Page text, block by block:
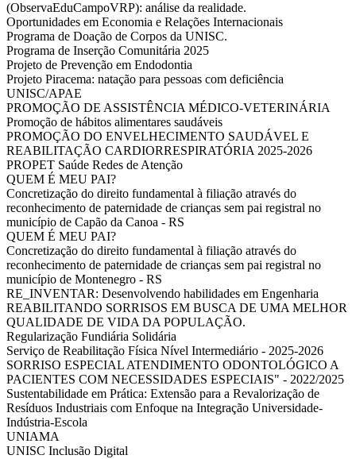
(ObservaEduCampoVRP): análise da realidade.
Oportunidades em Economia e Relações Internacionais
Programa de Doação de Corpos da UNISC.
Programa de Inserção Comunitária 2025
Projeto de Prevenção em Endodontia
Projeto Piracema: natação para pessoas com deficiência
UNISC/APAE
PROMOÇÃO DE ASSISTÊNCIA MÉDICO-VETERINÁRIA
Promoção de hábitos alimentares saudáveis
PROMOÇÃO DO ENVELHECIMENTO SAUDÁVEL E
REABILITAÇÃO CARDIORRESPIRATÓRIA 2025-2026
PROPET Saúde Redes de Atenção
QUEM É MEU PAI?
Concretização do direito fundamental à filiação através do
reconhecimento de paternidade de crianças sem pai registral no
município de Capão da Canoa - RS
QUEM É MEU PAI?
Concretização do direito fundamental à filiação através do
reconhecimento de paternidade de crianças sem pai registral no
município de Montenegro - RS
RE_INVENTAR: Desenvolvendo habilidades em Engenharia
REABILITANDO SORRISOS EM BUSCA DE UMA MELHOR
QUALIDADE DE VIDA DA POPULAÇÃO.
Regularização Fundiária Solidária
Serviço de Reabilitação Física Nível Intermediário - 2025-2026
SORRISO ESPECIAL ATENDIMENTO ODONTOLÓGICO A
PACIENTES COM NECESSIDADES ESPECIAIS" - 2022/2025
Sustentabilidade em Prática: Extensão para a Revalorização de
Resíduos Industriais com Enfoque na Integração Universidade-
Indústria-Escola
UNIAMA
UNISC Inclusão Digital